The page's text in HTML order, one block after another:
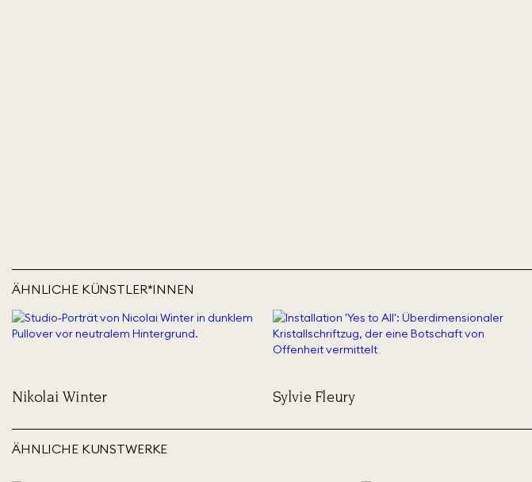
ÄHNLICHE KÜNSTLER*INNEN
Nikolai Winter Sylvie Fleury
ÄHNLICHE KUNSTWERKE